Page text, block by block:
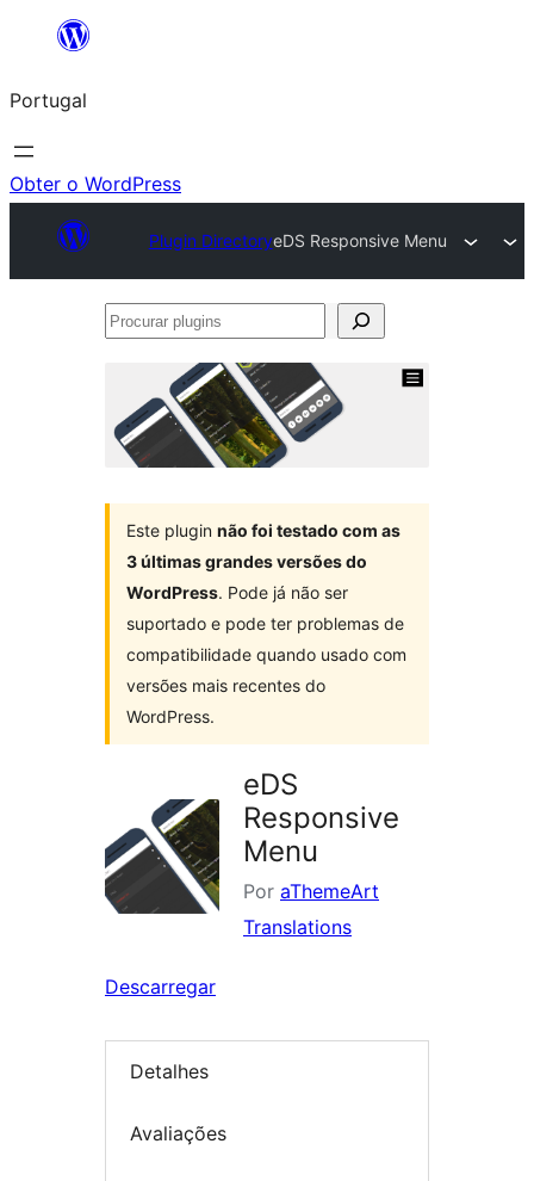
Saltar
o
conteúdo
Portugal
Obter o WordPress
Plugin DirectoryeDS Responsive Menu
Procurar
Este plugin não foi testado com as
3 últimas grandes versões do
WordPress. Pode já não ser
suportado e pode ter problemas de
compatibilidade quando usado com
versões mais recentes do
WordPress.
eDS
Responsive
Menu
Por aThemeArt
Translations
Descarregar
Detalhes
Avaliações